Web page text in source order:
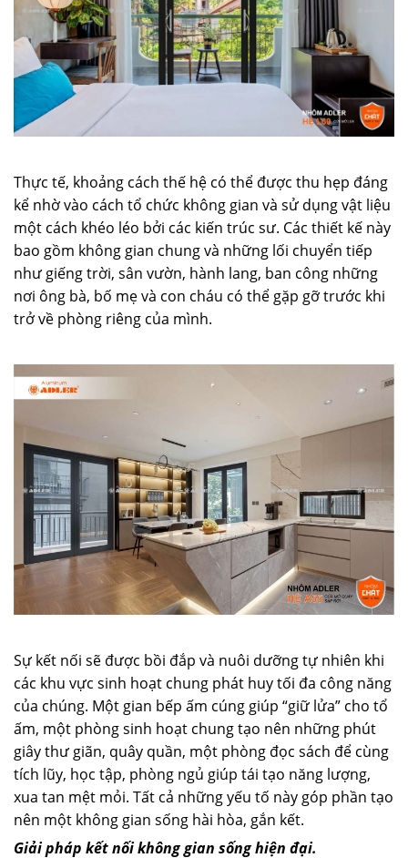
Thực tế, khoảng cách thế hệ có thể được thu hẹp đáng
kể nhờ vào cách tổ chức không gian và sử dụng vật liệu
một cách khéo léo bởi các kiến trúc sư. Các thiết kế này
bao gồm không gian chung và những lối chuyển tiếp
như giếng trời, sân vườn, hành lang, ban công những
nơi ông bà, bố mẹ và con cháu có thể gặp gỡ trước khi
trở về phòng riêng của mình.
Sự kết nối sẽ được bồi đắp và nuôi dưỡng tự nhiên khi
các khu vực sinh hoạt chung phát huy tối đa công năng
của chúng. Một gian bếp ấm cúng giúp “giữ lửa” cho tổ
ấm, một phòng sinh hoạt chung tạo nên những phút
giây thư giãn, quây quần, một phòng đọc sách để cùng
tích lũy, học tập, phòng ngủ giúp tái tạo năng lượng,
xua tan mệt mỏi. Tất cả những yếu tố này góp phần tạo
nên một không gian sống hài hòa, gắn kết.
Giải pháp kết nối không gian sống hiện đại.